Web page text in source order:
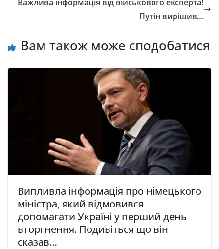
Важлива інформація від військового експерта!
Путін вирішив…
Вам також може сподобатися
Випливла інформація про німецького
міністра, який відмовився
допомагати Україні у перший день
вторгнення. Подивіться що він
сказав…